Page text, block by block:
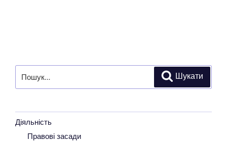
за
Шукати
Діяльність
Правові засади